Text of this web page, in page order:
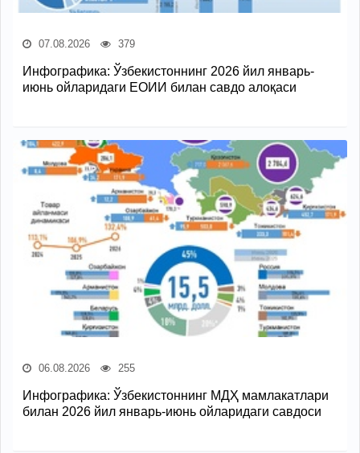
07.08.2026 379
Инфографика: Ўзбекистоннинг 2026 йил январь-
июнь ойларидаги ЕОИИ билан савдо алоқаси
06.08.2026 255
Инфографика: Ўзбекистоннинг МДҲ мамлакатлари
билан 2026 йил январь-июнь ойларидаги савдоси